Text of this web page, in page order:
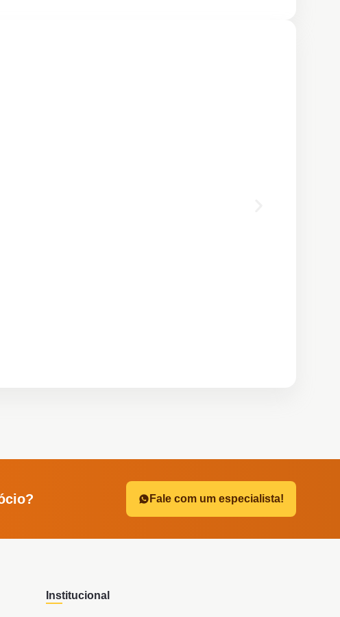
Fale com um especialista!
Institucional